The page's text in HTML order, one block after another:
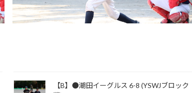
【B】●潮田イーグルス 6-8 (YSWJブロック